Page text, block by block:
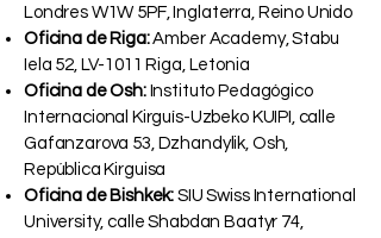
Londres W1W 5PF, Inglaterra, Reino Unido
Oficina de Riga:Amber Academy, Stabu
Iela 52, LV-1011 Riga, Letonia
Oficina de Osh:Instituto Pedagógico
Internacional Kirguís-Uzbeko KUIPI, calle
Gafanzarova 53, Dzhandylik, Osh,
República Kirguisa
Oficina de Bishkek: SIU Swiss International
University, calle Shabdan Baatyr 74,